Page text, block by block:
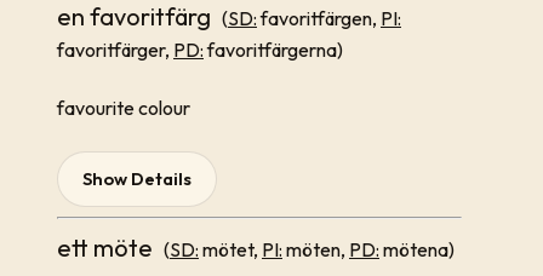
en favoritfärg (SD:favoritfärgen, PI:
favoritfärger, PD:favoritfärgerna)
favourite colour
Show Details
ett möte (SD: mötet, PI: möten, PD: mötena)